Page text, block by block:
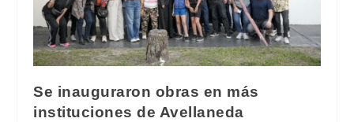
Se inauguraron obras en más
instituciones de Avellaneda